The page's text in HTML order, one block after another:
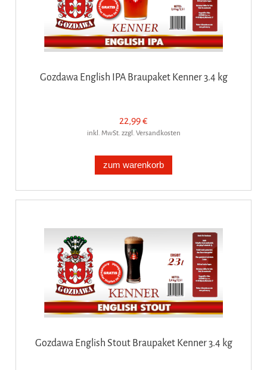
Gozdawa English IPA Braupaket Kenner 3.4 kg
22,99 €
inkl. MwSt. zzgl. Versandkosten
zum warenkorb
Gozdawa English Stout Braupaket Kenner 3.4 kg